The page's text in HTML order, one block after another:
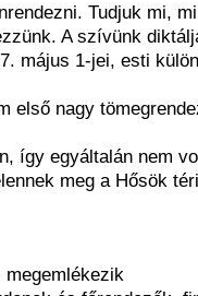
Tudjuk mi,
A szívünk
május 1-jei, esti
első nagy
így egyáltalán nem
meg a Hősök
megemlékezik